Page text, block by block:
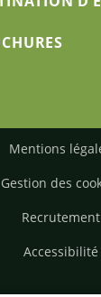
Mentions
Gestion des
Recrutement
Accessibilité